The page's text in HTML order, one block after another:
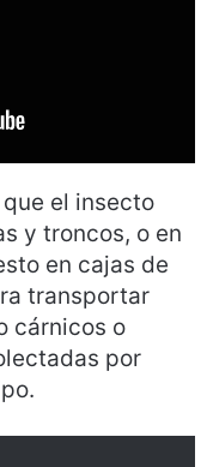
el insecto
y troncos, o en
en cajas de
transportar
cárnicos o
por